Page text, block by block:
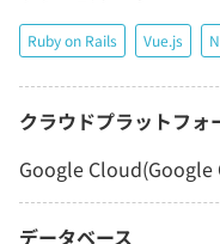
Ruby on Rails Vue.js
クラウドプラットフォ
Google
データベース